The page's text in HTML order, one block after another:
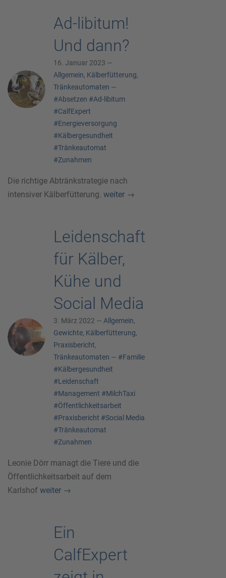
Ad-libitum!
Und dann?
16. Januar 2023 —
Allgemein, Kälberfütterung,
Tränkeautomaten —
#Absetzen #Ad-libitum
#CalfExpert
#Energieversorgung
#Kälbergesundheit
#Tränkeautomat
#Zunahmen
Die richtige Abtränkstrategie nach
intensiver Kälberfütterung. weiter →
Leidenschaft
für Kälber,
Kühe und
Social Media
3. März 2022 — Allgemein,
Gewichte, Kälberfütterung,
Praxisbericht,
Tränkeautomaten — #Familie
#Kälbergesundheit
#Leidenschaft
#Management #MilchTaxi
#Öffentlichkeitsarbeit
#Praxisbericht #Social Media
#Tränkeautomat
#Zunahmen
Leonie Dörr managt die Tiere und die
Öffentlichkeitsarbeit auf dem
Karlshof weiter →
Ein
CalfExpert